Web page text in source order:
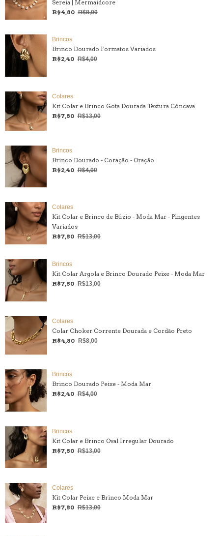
Sereia | Mermaidcore
R$4,80 R$8,00
Brincos
Brinco Dourado Formatos Variados
R$2,40 R$4,00
Colares
Kit Colar e Brinco Gota Dourada Textura Côncava
R$7,80 R$13,00
Brincos
Brinco Dourado - Coração - Oração
R$2,40 R$4,00
Colares
Kit Colar e Brinco de Búzio - Moda Mar - Pingentes
Variados
R$7,80 R$13,00
Brincos
Kit Colar Argola e Brinco Dourado Peixe - Moda Mar
R$7,80 R$13,00
Colares
Colar Choker Corrente Dourada e Cordão Preto
R$4,80 R$8,00
Brincos
Brinco Dourado Peixe - Moda Mar
R$2,40 R$4,00
Brincos
Kit Colar e Brinco Oval Irregular Dourado
R$7,80 R$13,00
Colares
Kit Colar Peixe e Brinco Moda Mar
R$7,80 R$13,00